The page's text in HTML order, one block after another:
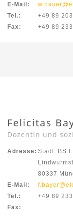
E-Mail:
Tel.:
+49 89
Fax:
+49 89
Felicitas
Dozentin und
Adresse: Städt. BS
80337
E-Mail:
Tel.:
+49 89
Fax: